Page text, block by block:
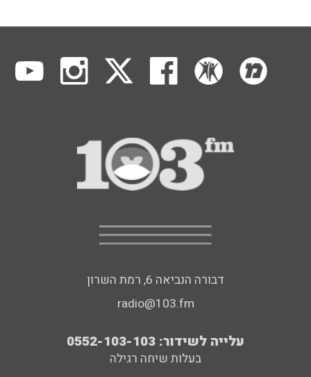
דבורה הנביאה 6, רמת השרון
radio@103.fm
עלייה לשידור: 0552-103-103
בעלות שיחה רגילה